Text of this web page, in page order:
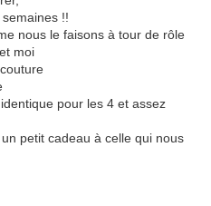
!!
nous le faisons à tour de rôle
moi
pour les 4 et assez
petit cadeau à celle qui nous